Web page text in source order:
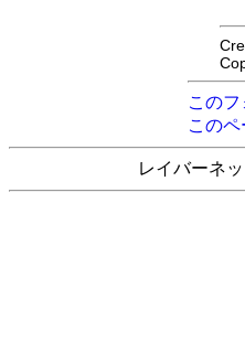
この
この
レイバーネ